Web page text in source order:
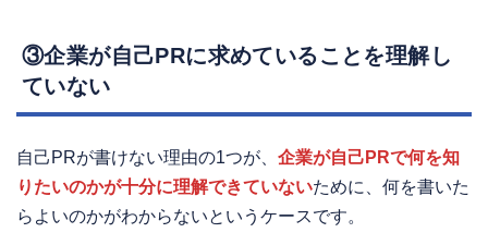
③企業が自己PRに求めていることを理解し
ていない
自己PRが書けない理由の1つが、 企業が自己PRで何を知
りたいのかが十分に理解できていないために、何を書いた
らよいのかがわからないというケースです。